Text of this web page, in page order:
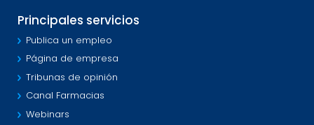
Principales servicios
Publica un empleo
Página de empresa
Tribunas de opinión
Canal Farmacias
Webinars